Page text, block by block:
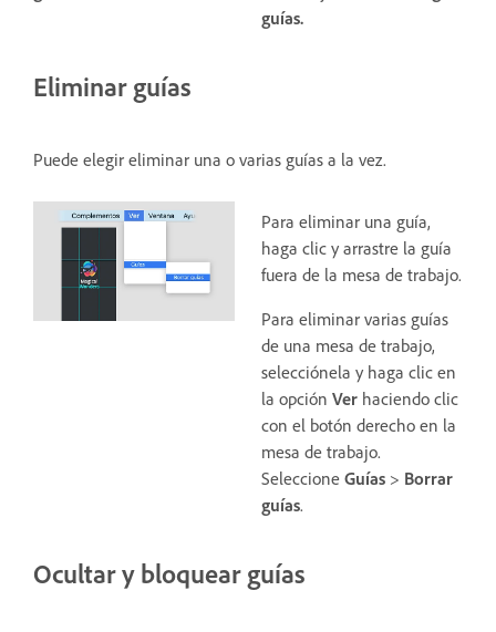
guías.
Eliminar guías
Puede elegir eliminar una o varias guías a la vez.
Para eliminar una guía,
haga clic y arrastre la guía
fuera de la mesa de trabajo.
Para eliminar varias guías
de una mesa de trabajo,
selecciónela y haga clic en
la opción Ver haciendo clic
con el botón derecho en la
mesa de trabajo.
Seleccione Guías > Borrar
guías.
Ocultar y bloquear guías